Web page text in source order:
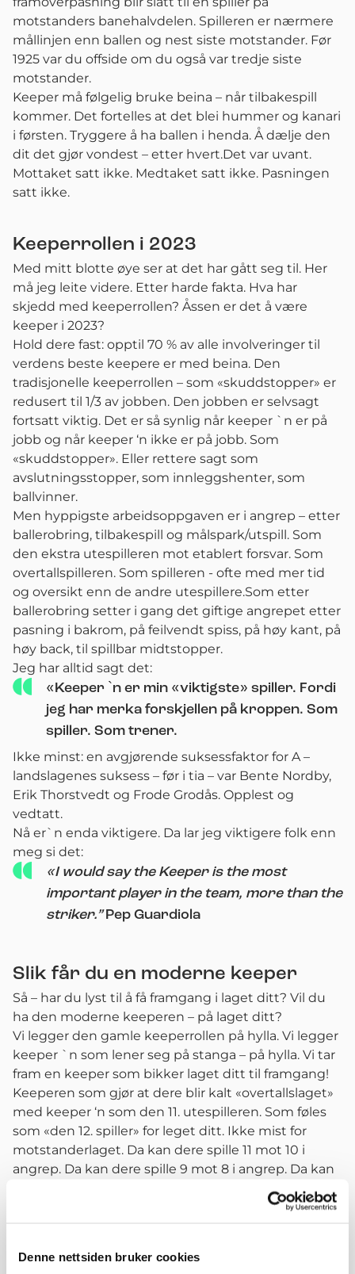
Denne nettsiden bruker cookies
motstanders banehalvdelen. Spilleren er nærmere
mållinjen enn ballen og nest siste motstander. Før
1925 var du offside om du også var tredje siste
motstander.
Keeper må følgelig bruke beina – når tilbakespill
kommer. Det fortelles at det blei hummer og kanari
i førsten. Tryggere å ha ballen i henda. Å dælje den
dit det gjør vondest – etter hvert.Det var uvant.
Mottaket satt ikke. Medtaket satt ikke. Pasningen
satt ikke.
Keeperrollen i 2023
Med mitt blotte øye ser at det har gått seg til. Her
må jeg leite videre. Etter harde fakta. Hva har
skjedd med keeperrollen? Åssen er det å være
keeper i 2023?
Hold dere fast: opptil 70 % av alle involveringer til
verdens beste keepere er med beina. Den
tradisjonelle keeperrollen – som «skuddstopper» er
redusert til 1/3 av jobben. Den jobben er selvsagt
fortsatt viktig. Det er så synlig når keeper `n er på
jobb og når keeper ‘n ikke er på jobb. Som
«skuddstopper». Eller rettere sagt som
avslutningsstopper, som innleggshenter, som
ballvinner.
Men hyppigste arbeidsoppgaven er i angrep – etter
ballerobring, tilbakespill og målspark/utspill. Som
den ekstra utespilleren mot etablert forsvar. Som
overtallspilleren. Som spilleren - ofte med mer tid
og oversikt enn de andre utespillere.Som etter
ballerobring setter i gang det giftige angrepet etter
pasning i bakrom, på feilvendt spiss, på høy kant, på
høy back, til spillbar midtstopper.
Jeg har alltid sagt det:
«Keeper `n er min «viktigste» spiller. Fordi
jeg har merka forskjellen på kroppen. Som
spiller. Som trener.
Ikke minst: en avgjørende suksessfaktor for A –
landslagenes suksess – før i tia – var Bente Nordby,
Erik Thorstvedt og Frode Grodås. Opplest og
vedtatt.
Nå er`n enda viktigere. Da lar jeg viktigere folk enn
meg si det:
«I would say the Keeper is the most
important player in the team, more than the
striker.”Pep Guardiola
Slik får du en moderne keeper
Så – har du lyst til å få framgang i laget ditt? Vil du
ha den moderne keeperen – på laget ditt?
Vi legger den gamle keeperrollen på hylla. Vi legger
keeper `n som lener seg på stanga – på hylla. Vi tar
fram en keeper som bikker laget ditt til framgang!
Keeperen som gjør at dere blir kalt «overtallslaget»
med keeper ‘n som den 11. utespilleren. Som føles
som «den 12. spiller» for leget ditt. Ikke mist for
motstanderlaget. Da kan dere spille 11 mot 10 i
angrep. Da kan dere spille 9 mot 8 i angrep. Da kan
dere spille 7 mot 6 i angrep. Da kan dere spille 5
Omdefiner keeperrollen